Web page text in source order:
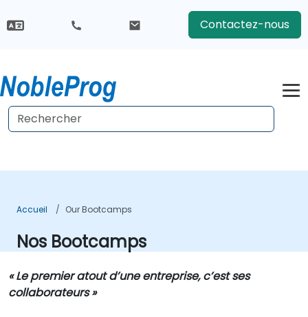
Contactez-nous
Accueil Our Bootcamps
Nos Bootcamps
« Le premier atout d’une entreprise, c’est ses
collaborateurs »